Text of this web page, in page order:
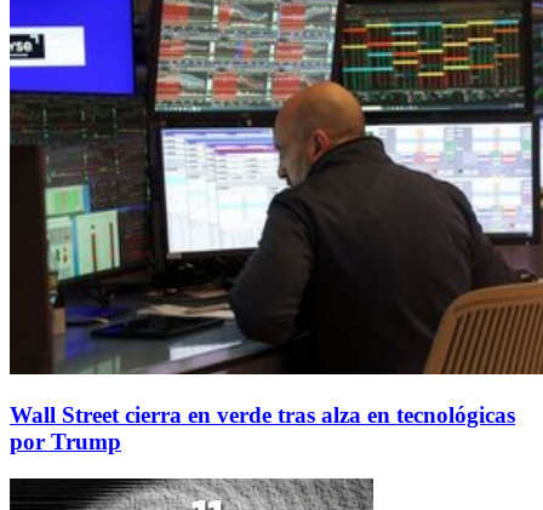
Wall Street cierra en verde tras alza en tecnológicas
por Trump